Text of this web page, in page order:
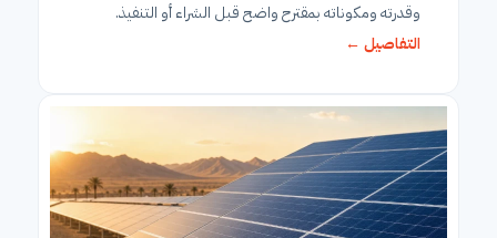
وقدرته ومكوناته بمقترح واضح قبل الشراء أو التنفيذ.
التفاصيل ←